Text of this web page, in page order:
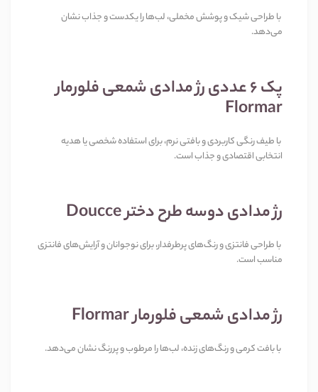
با طراحی شیک و پوشش مخملی، لب‌ها را یکدست و جذاب نشان
می‌دهد.
پک 6 عددی رژ مدادی شمعی فلورمار
Flormar
با طیف رنگی کاربردی و بافتی نرم، برای استفاده شخصی یا هدیه
انتخابی اقتصادی و جذاب است.
رژ مدادی دوسه طرح دختر Doucce
با طراحی فانتزی و رنگ‌های پرطرفدار، برای نوجوانان و آرایش‌های فانتزی
مناسب است.
رژ مدادی شمعی فلورمار Flormar
با بافت کرمی و رنگ‌های زنده، لب‌ها را مرطوب و پررنگ نشان می‌دهد.